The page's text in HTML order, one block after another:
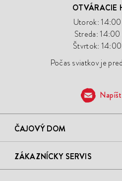
OTVÁRACIE
Utorok:
Streda:
Štvrtok:
Počas sviatkov je
ČAJOVÝ DOM
ZÁKAZNÍCKY SERVIS